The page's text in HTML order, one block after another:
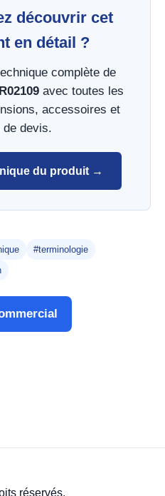
découvrir cet
en détail ?
complète de
avec toutes les
accessoires et
de devis.
du produit →
#terminologie
réservés.